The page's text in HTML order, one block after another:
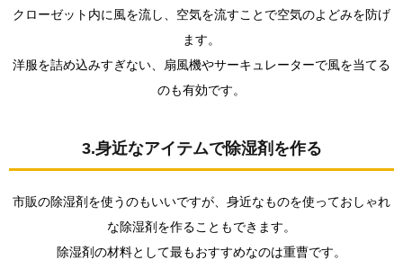
クローゼット内に風を流し、空気を流すことで空気のよどみを防げ
ます。
洋服を詰め込みすぎない、扇風機やサーキュレーターで風を当てる
のも有効です。
3.身近なアイテムで除湿剤を作る
市販の除湿剤を使うのもいいですが、身近なものを使っておしゃれ
な除湿剤を作ることもできます。
除湿剤の材料として最もおすすめなのは重曹です。